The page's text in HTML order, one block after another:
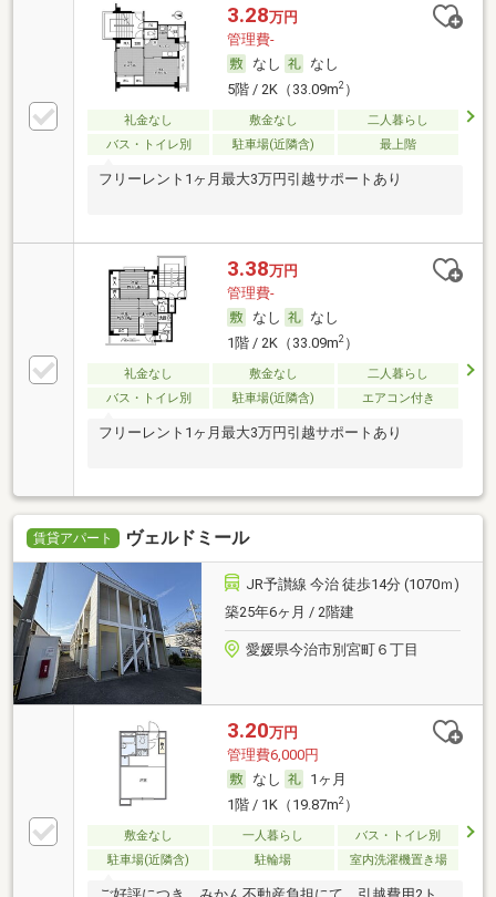
3.28万円
管理費-
なし
なし
5階 / 2K（33.09m2）
礼金なし 敷金なし
二人暮らし
バス・トイレ別
駐車場(近隣含) 最上階
フリーレント1ヶ月最大3万円引越サポートあり
3.38万円
管理費-
なし
なし
1階 / 2K（33.09m2）
礼金なし 敷金なし
二人暮らし
バス・トイレ別
駐車場(近隣含) エアコン付き
フリーレント1ヶ月最大3万円引越サポートあり
賃貸アパート ヴェルドミール
JR予讃線 今治 徒歩14分 (1070ｍ)
築25年6ヶ月 / 2階建
愛媛県今治市別宮町６丁目
3.20万円
管理費6,000円
なし
1ヶ月
1階 / 1K（19.87m2）
敷金なし 一人暮らし
バス・トイレ別
駐車場(近隣含)
駐輪場 室内洗濯機置き場